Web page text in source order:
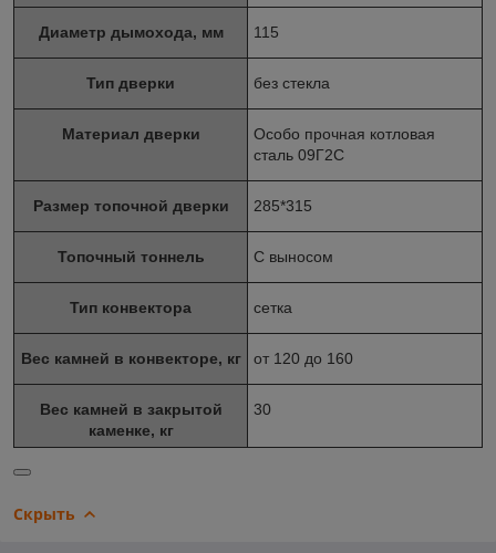
Диаметр дымохода, мм 115
Тип дверки без стекла
Материал дверки
Особо прочная котловая
сталь 09Г2С
Размер топочной дверки 285*315
Топочный тоннель С выносом
Тип конвектора сетка
Вес камней в конвекторе, кг от 120 до 160
Вес камней в закрытой
каменке, кг
30
Скрыть